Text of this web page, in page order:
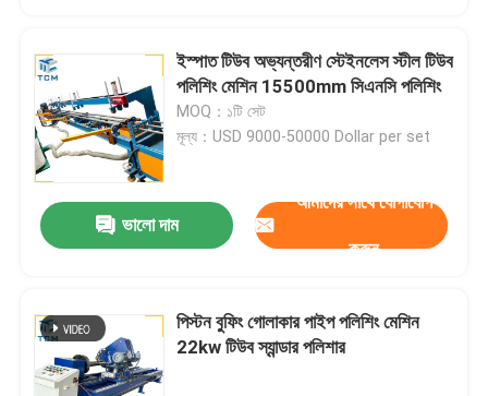
ইস্পাত টিউব অভ্যন্তরীণ স্টেইনলেস স্টীল টিউব
পলিশিং মেশিন 15500mm সিএনসি পলিশিং
MOQ：১টি সেট
মূল্য：USD 9000-50000 Dollar per set
ভালো দাম
আমাদের সাথে যোগাযোগ
করুন
পিস্টন বুফিং গোলাকার পাইপ পলিশিং মেশিন
22kw টিউব স্যান্ডার পলিশার